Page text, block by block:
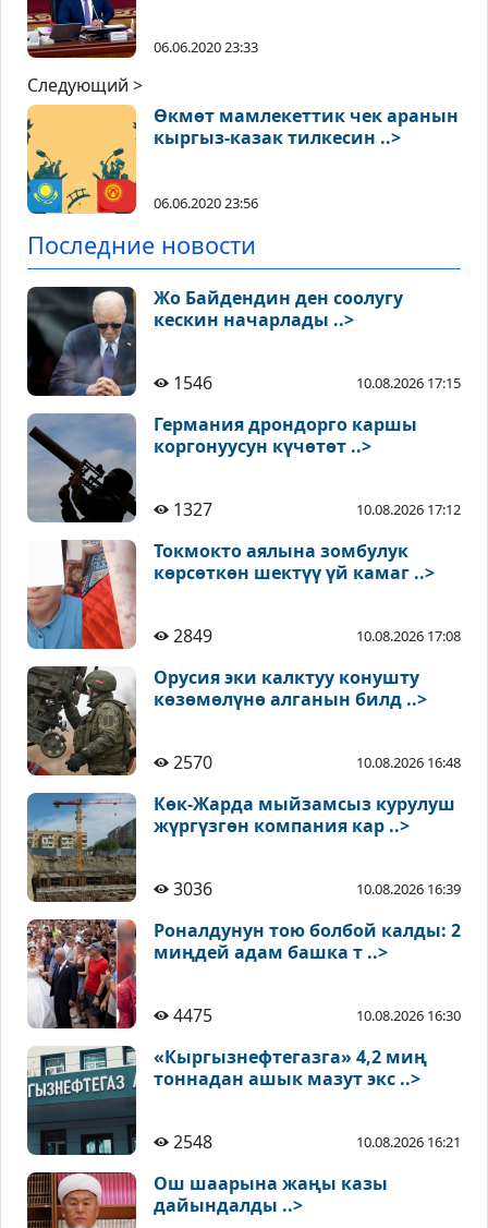
06.06.2020 23:33
Следующий >
Өкмөт мамлекеттик чек аранын
кыргыз-казак тилкесин ..>
06.06.2020 23:56
Последние новости
Жо Байдендин ден соолугу
кескин начарлады ..>
1546 10.08.2026 17:15
Германия дрондорго каршы
коргонуусун күчөтөт ..>
1327 10.08.2026 17:12
Токмокто аялына зомбулук
көрсөткөн шектүү үй камаг ..>
2849 10.08.2026 17:08
Орусия эки калктуу конушту
көзөмөлүнө алганын билд ..>
2570 10.08.2026 16:48
Көк-Жарда мыйзамсыз курулуш
жүргүзгөн компания кар ..>
3036 10.08.2026 16:39
Роналдунун тою болбой калды: 2
миңдей адам башка т ..>
4475 10.08.2026 16:30
«Кыргызнефтегазга» 4,2 миң
тоннадан ашык мазут экс ..>
2548 10.08.2026 16:21
Ош шаарына жаңы казы
дайындалды ..>